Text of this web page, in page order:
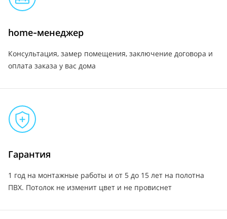
home-менеджер
Консультация, замер помещения, заключение договора и
оплата заказа у вас дома
Гарантия
1 год на монтажные работы и от 5 до 15 лет на полотна
ПВХ. Потолок не изменит цвет и не провиснет